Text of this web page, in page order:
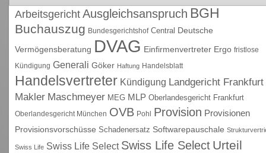
Arbeitsgericht Ausgleichsanspruch BGH
Buchauszug Bundesgerichtshof Central Deutsche
Vermögensberatung DVAG Einfirmenvertreter Ergo fristlose
Kündigung Generali Göker Haftung Handelsblatt
Handelsvertreter Kündigung Landgericht Frankfurt
Makler Maschmeyer MEG MLP Oberlandesgericht Frankfurt
Oberlandesgericht München OVB Pohl Provision Provisionen
Provisionsvorschüsse Schadenersatz Softwarepauschale
Swiss Life Swiss Life Select Swiss Life Select Urteil